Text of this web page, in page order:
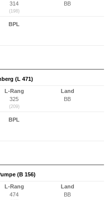
314
(198)
BB
BPL
(L 471)
L-Rang
325
(209)
Land
BB
BPL
(B 156)
L-Rang
474
Land
BB